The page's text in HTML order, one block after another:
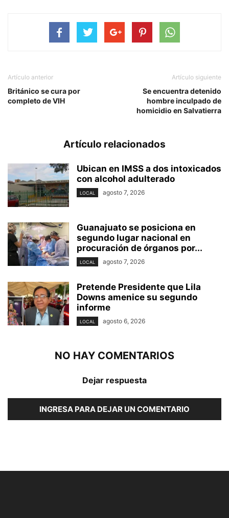
Artículo anterior
Británico se cura por
completo de VIH
Artículo siguiente
Se encuentra detenido
hombre inculpado de
homicidio en Salvatierra
Artículo relacionados
Ubican en IMSS a dos intoxicados
con alcohol adulterado
LOCAL agosto 7, 2026
Guanajuato se posiciona en
segundo lugar nacional en
procuración de órganos por...
LOCAL agosto 7, 2026
Pretende Presidente que Lila
Downs amenice su segundo
informe
LOCAL agosto 6, 2026
NO HAY COMENTARIOS
Dejar respuesta
INGRESA PARA DEJAR UN COMENTARIO